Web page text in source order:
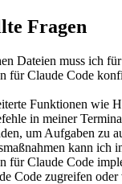
Fragen
Dateien muss ich
für Claude Code
Funktionen wie
in meiner
um Aufgaben zu
kann ich
für Claude Code
Code zugreifen oder